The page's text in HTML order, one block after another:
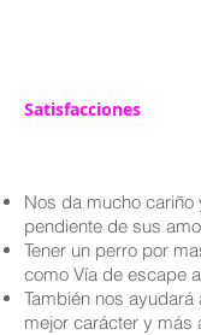
Satisfacciones
Nos da mucho
pendiente de sus
Tener un perro por
como Vía de escape
También nos
mejor carácter y más